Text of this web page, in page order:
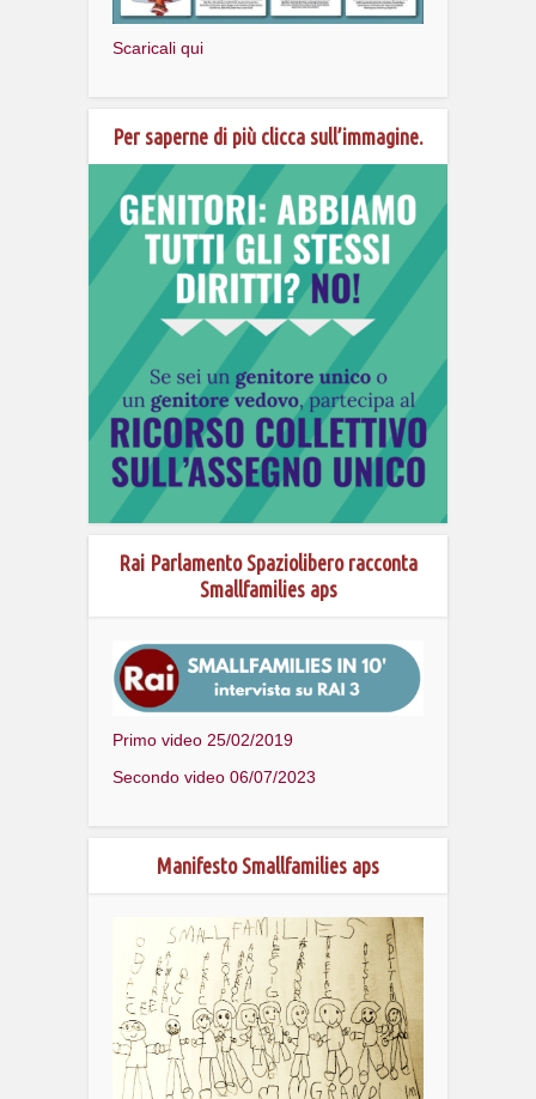
Scaricali qui
Per saperne di più clicca sull’immagine.
Rai Parlamento Spaziolibero racconta
Smallfamilies aps
Primo video 25/02/2019
Secondo video 06/07/2023
Manifesto Smallfamilies aps